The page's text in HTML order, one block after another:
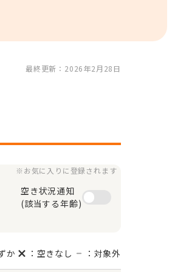
最終更新：2026年2月28日
※お気に入りに登録されます
空き状況通知
(該当する年齢)
か ：空きなし ：対象外